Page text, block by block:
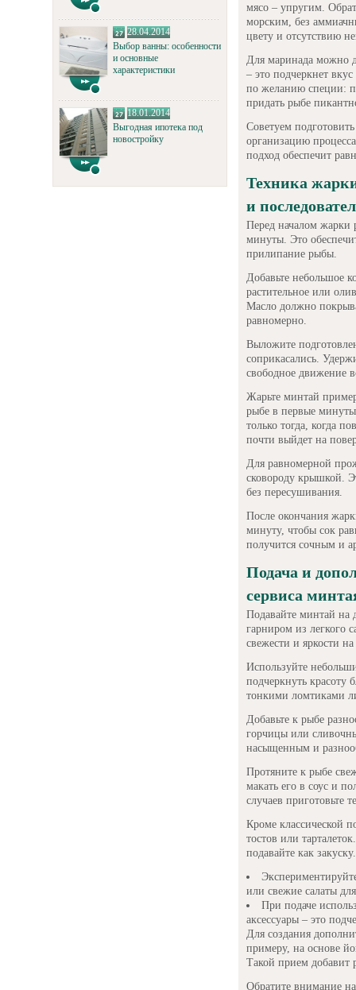
28.04.2014
Выбор ванны: особенности
и основные
характеристики
18.01.2014
Выгодная ипотека под
новостройку
мясо – упругим.
морским, без
цвету и отсутствию
Для маринада можно
– это подчеркнет
по желанию специи:
придать рыбе
Советуем
организацию
подход обеспечит
Техника
и
Перед началом жарки
минуты. Это
прилипание рыбы.
Добавьте небольшое
растительное или
Масло должно
равномерно.
Выложите
соприкасались.
свободное движение
Жарьте минтай
рыбе в первые
только тогда, когда
почти выйдет на
Для равномерной
сковороду крышкой.
без пересушивания.
После окончания
минуту, чтобы сок
получится сочным и
Подача и
сервиса
Подавайте минтай на
гарниром из легкого
свежести и яркости на
Используйте
подчеркнуть красоту
тонкими ломтиками
Добавьте к рыбе
горчицы или
насыщенным и
Протяните к рыбе
макать его в соус и
случаев приготовьте
Кроме классической
тостов или
подавайте как закуску.
или свежие салаты
При подаче
аксессуары – это
Для создания
примеру, на основе
Такой прием добавит
Обратите внимание